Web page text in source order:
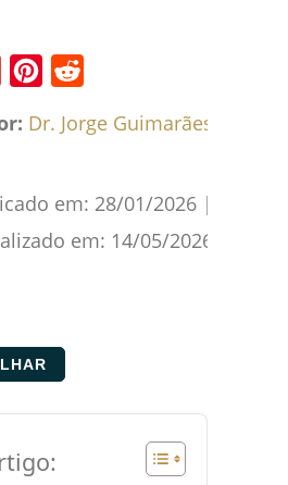
Dr. Jorge Guimarães
em: 28/01/2026 |
em: 14/05/2026